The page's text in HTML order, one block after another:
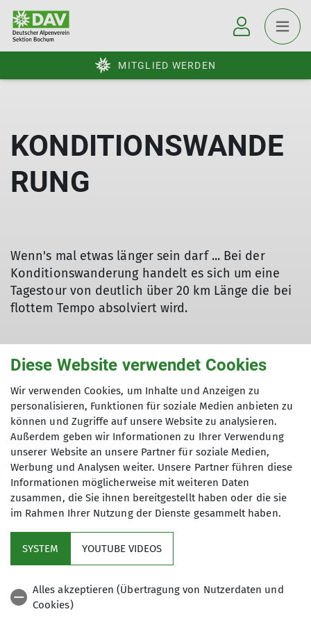
MITGLIED WERDEN
KONDITIONSWANDE
RUNG
Wenn's mal etwas länger sein darf ... Bei der
Konditionswanderung handelt es sich um eine
Tagestour von deutlich über 20 km Länge die bei
flottem Tempo absolviert wird.
Anmeldung
Kontakt
siehe Einzelveranstaltungen
Aktuelles
Diese Website verwendet Cookies
Wir verwenden Cookies, um Inhalte und Anzeigen zu
personalisieren, Funktionen für soziale Medien anbieten zu
können und Zugriffe auf unsere Website zu analysieren.
Außerdem geben wir Informationen zu Ihrer Verwendung
unserer Website an unsere Partner für soziale Medien,
Werbung und Analysen weiter. Unsere Partner führen diese
Informationen möglicherweise mit weiteren Daten
zusammen, die Sie ihnen bereitgestellt haben oder die sie
im Rahmen Ihrer Nutzung der Dienste gesammelt haben.
SYSTEM YOUTUBE VIDEOS
Alles akzeptieren (Übertragung von Nutzerdaten und
Cookies)